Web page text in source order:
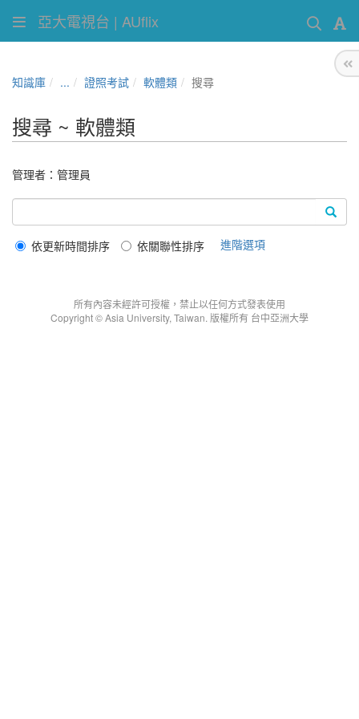
亞大電視台 | AUflix
知識庫 ... 證照考試 軟體類 搜尋
搜尋 ~ 軟體類
管理者： 管理員
依更新時間排序 依關聯性排序 進階選項
所有內容未經許可授權，禁止以任何方式發表使用
Copyright © Asia University, Taiwan. 版權所有 台中亞洲大學